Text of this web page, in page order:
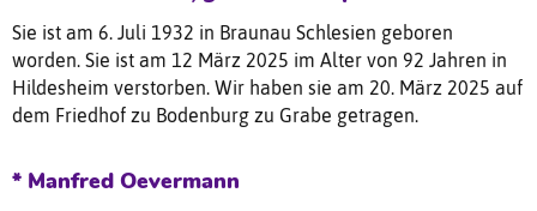
Sie ist am 6. Juli 1932 in Braunau Schlesien geboren
worden. Sie ist am 12 März 2025 im Alter von 92 Jahren in
Hildesheim verstorben. Wir haben sie am 20. März 2025 auf
dem Friedhof zu Bodenburg zu Grabe getragen.
* Manfred Oevermann